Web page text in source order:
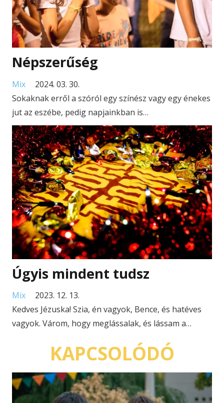
Népszerűség
Mix
2024. 03. 30.
Sokaknak erről a szóról egy színész vagy egy énekes
jut az eszébe, pedig napjainkban is…
Úgyis mindent tudsz
Mix
2023. 12. 13.
Kedves Jézuska! Szia, én vagyok, Bence, és hatéves
vagyok. Várom, hogy meglássalak, és lássam a…
KAPCSOLÓDÓ